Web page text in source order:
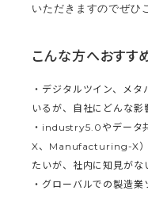
いただきますのでぜひ
こんな方へおすす
・デジタルツイン、メ
いるが、自社にどんな
・industry5.0やデータ
X、Manufacturing-X）
たいが、社内に知見がな
・グローバルでの製造